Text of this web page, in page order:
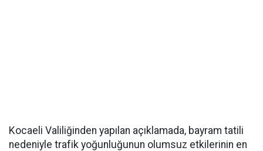
Kocaeli Valiliğinden yapılan açıklamada, bayram tatili
nedeniyle trafik yoğunluğunun olumsuz etkilerinin en